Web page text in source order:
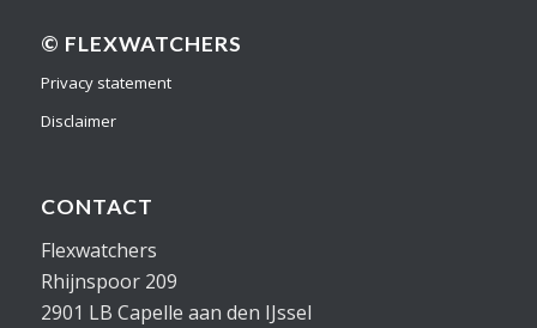
© FLEXWATCHERS
Privacy statement
Disclaimer
CONTACT
Flexwatchers
Rhijnspoor 209
2901 LB Capelle aan den IJssel